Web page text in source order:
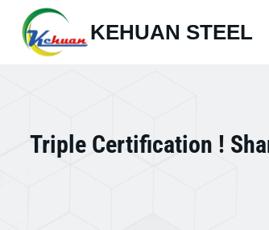
contenu
KEHUAN STEEL
Triple Certification !